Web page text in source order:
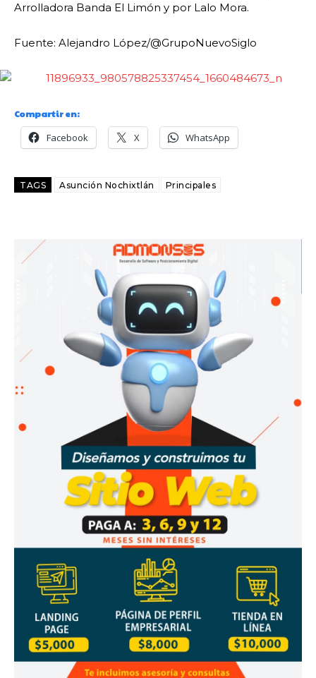
Arrolladora Banda El Limón y por Lalo Mora.
Fuente: Alejandro López/@GrupoNuevoSiglo
Compartir en:
Facebook X WhatsApp
TAGS Asunción Nochixtlán Principales